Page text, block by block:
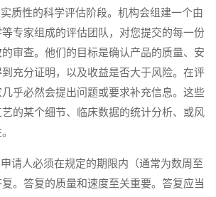
性的科学评估阶段。机构会组建一个由
专家组成的评估团队，对您提交的每一份
审查。他们的目标是确认产品的质量、安
充分证明，以及收益是否大于风险。在评
乎必然会提出问题或要求补充信息。这些
的某个细节、临床数据的统计分析、或风
人必须在规定的期限内（通常为数周至
。答复的质量和速度至关重要。答复应当